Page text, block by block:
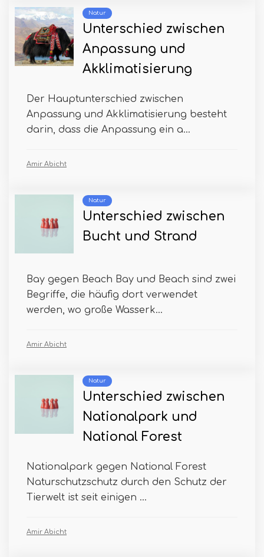
Natur
Unterschied zwischen
Anpassung und
Akklimatisierung
Der Hauptunterschied zwischen
Anpassung und Akklimatisierung besteht
darin, dass die Anpassung ein a...
Amir Abicht
Natur
Unterschied zwischen
Bucht und Strand
Bay gegen Beach Bay und Beach sind zwei
Begriffe, die häufig dort verwendet
werden, wo große Wasserk...
Amir Abicht
Natur
Unterschied zwischen
Nationalpark und
National Forest
Nationalpark gegen National Forest
Naturschutzschutz durch den Schutz der
Tierwelt ist seit einigen ...
Amir Abicht